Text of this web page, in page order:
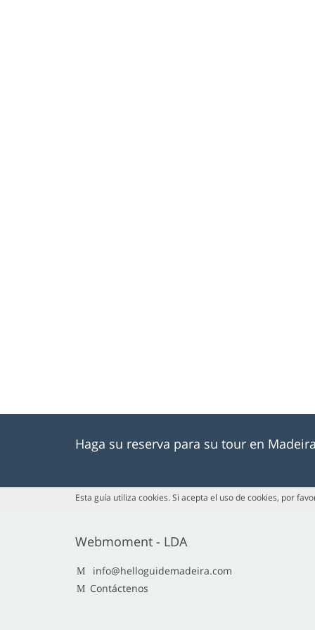
Haga su reserva para su tour en Madeira
Esta guía utiliza cookies. Si acepta el uso de cookies, por
Webmoment - LDA
info@helloguidemadeira.com
Contáctenos